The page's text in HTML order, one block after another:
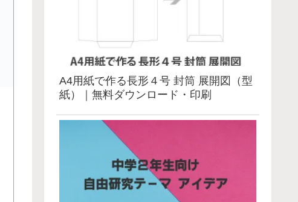
A4用紙で作る長形４号 封筒 展開図（型
紙）｜無料ダウンロード・印刷